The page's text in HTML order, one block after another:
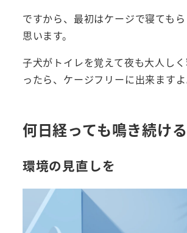
ですから、最初はケージで寝ても
思います。
子犬がトイレを覚えて夜も大人し
ったら、ケージフリーに出来ますよ
何日経っても鳴き続け
環境の見直しを